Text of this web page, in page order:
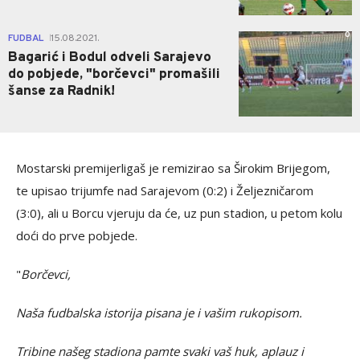
FUDBAL 15.08.2021.
Bagarić i Bodul odveli Sarajevo
do pobjede, "borčevci" promašili
šanse za Radnik!
0
Mostarski premijerligaš je remizirao sa Širokim Brijegom,
te upisao trijumfe nad Sarajevom (0:2) i Željezničarom
(3:0), ali u Borcu vjeruju da će, uz pun stadion, u petom kolu
doći do prve pobjede.
"Borčevci,
Naša fudbalska istorija pisana je i vašim rukopisom.
Tribine našeg stadiona pamte svaki vaš huk, aplauz i